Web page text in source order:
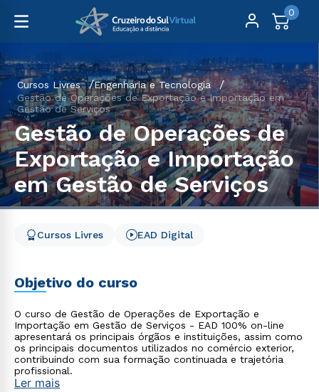
0
Cursos Livres
Engenharia e Tecnologia
Gestão de Operações de Exportação e Importação em
Gestão de Serviços
Gestão de Operações de
Exportação e Importação
em Gestão de Serviços
Cursos Livres EAD Digital
Objetivo do curso
O curso de Gestão de Operações de Exportação e
Importação em Gestão de Serviços - EAD 100% on-line
apresentará os principais órgãos e instituições, assim como
os principais documentos utilizados no comércio exterior,
contribuindo com sua formação continuada e trajetória
profissional.
Ler mais